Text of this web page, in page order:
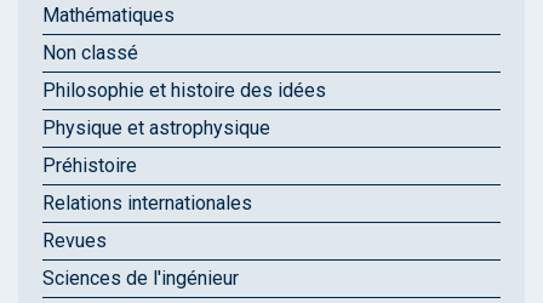
Mathématiques
Non classé
Philosophie et histoire des idées
Physique et astrophysique
Préhistoire
Relations internationales
Revues
Sciences de l'ingénieur